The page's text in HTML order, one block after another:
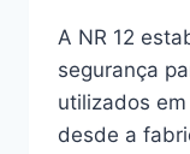
A NR 12
segurança
utilizados
desde a